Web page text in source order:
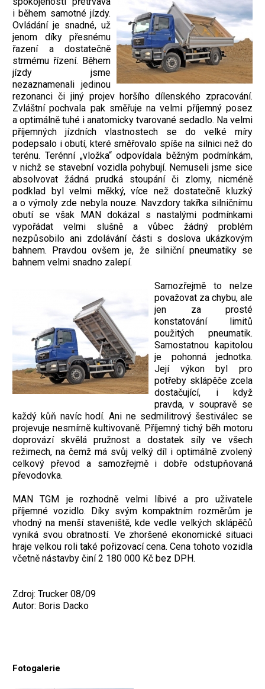
i během samotné jízdy.
Ovládání je snadné, už
jenom díky přesnému
řazení a dostatečně
strmému řízení. Během
jízdy jsme
nezaznamenali jedinou
rezonanci či jiný projev horšího dílenského zpracování.
Zvláštní pochvala pak směřuje na velmi příjemný posez
a optimálně tuhé i anatomicky tvarované sedadlo. Na velmi
příjemných jízdních vlastnostech se do velké míry
podepsalo i obutí, které směřovalo spíše na silnici než do
terénu. Terénní „vložka“ odpovídala běžným podmínkám,
v nichž se stavební vozidla pohybují. Nemuseli jsme sice
absolvovat žádná prudká stoupání či zlomy, nicméně
podklad byl velmi měkký, více než dostatečně kluzký
a o výmoly zde nebyla nouze. Navzdory takřka silničnímu
obutí se však MAN dokázal s nastalými podmínkami
vypořádat velmi slušně a vůbec žádný problém
nezpůsobilo ani zdolávání části s doslova ukázkovým
bahnem. Pravdou ovšem je, že silniční pneumatiky se
bahnem velmi snadno zalepí.
Samozřejmě to nelze
považovat za chybu, ale
jen za prosté
konstatování limitů
použitých pneumatik.
Samostatnou kapitolou
je pohonná jednotka.
Její výkon byl pro
potřeby sklápěče zcela
dostačující, i když
pravda, v soupravě se
každý kůň navíc hodí. Ani ne sedmilitrový šestiválec se
projevuje nesmírně kultivovaně. Příjemný tichý běh motoru
doprovází skvělá pružnost a dostatek síly ve všech
režimech, na čemž má svůj velký díl i optimálně zvolený
celkový převod a samozřejmě i dobře odstupňovaná
převodovka.
MAN TGM je rozhodně velmi líbivé a pro uživatele
příjemné vozidlo. Díky svým kompaktním rozměrům je
vhodný na menší staveniště, kde vedle velkých sklápěčů
vyniká svou obratností. Ve zhoršené ekonomické situaci
hraje velkou roli také pořizovací cena. Cena tohoto vozidla
včetně nástavby činí 2 180 000 Kč bez DPH.
Zdroj: Trucker 08/09
Autor: Boris Dacko
Fotogalerie